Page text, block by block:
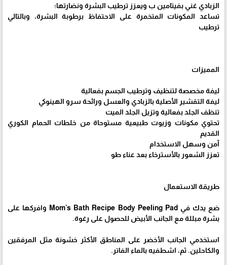
الزبادي غني بفيتامين ب ويعزز ترطيب البشرة ونضارتها؛
تساعد المكونات المتخمرة على الاحتفاظ برطوبة البشرة، وبالتالي
ترطيب
المميزات
ليفة مخصصة لتنظيف وترطيب الجسم بفعالية
ليفة التقشير الأصلية بالزبادي والعسل ورائحة سرو الهينوكي
تنظف الجلد بفعالية وتزيل الجلد الميت
تحتوي مكونات وزيوت طبيعية مستوحاة من خلطات الحمام الكوري
القديم
آمن وسهل الاستخدام
تعزز الشعور بالأسترخاء بعد عناء طو
طريقة الاستعمال
ضع يدك في Mom's Bath Recipe Body Peeling Pad وافركها على
بشرة مبللة مع الجانب الأبيض للحصول على رغوة.
استخدمي الجانب الأخضر على المناطق الأكثر خشونة مثل المرفقين
والكاحلين. ثم، اشطفيه بالماء الفاتر.